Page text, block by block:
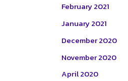
February 2021
January 2021
December 2020
November 2020
April 2020